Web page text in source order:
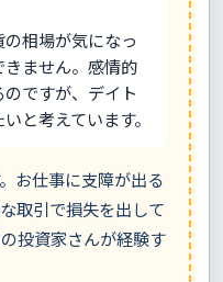
相場が気になっ
ません。感情的
ですが、デイト
と考えています。
お仕事に支障が出る
取引で損失を出して
投資家さんが経験す